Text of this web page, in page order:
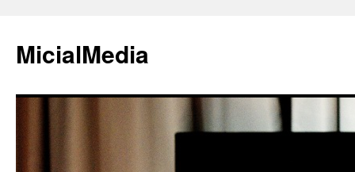
MicialMedia